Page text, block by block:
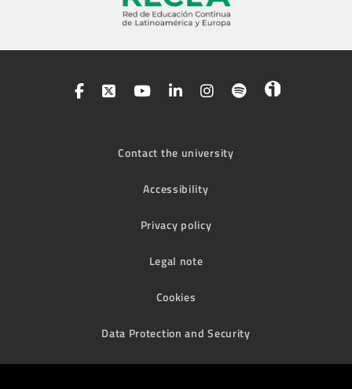
Contact the university
Accessibility
Privacy policy
Legal note
Cookies
Data Protection and Security